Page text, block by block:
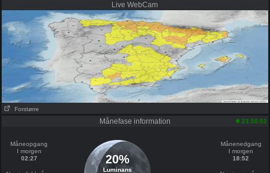
Live WebCam
Forstørre
Månefase information 23:58:02
Måneopgang
I morgen
02:27
20%
Luminans
Månenedgang
I morgen
18:52